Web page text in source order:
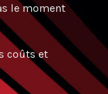
le moment
coûts et